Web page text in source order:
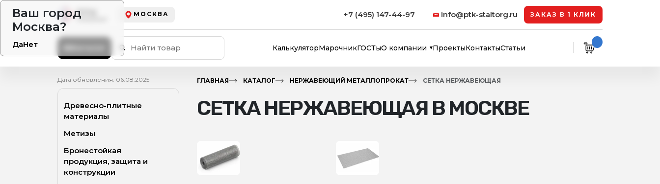
Ваш город
Москва?
ДаНет
МОСКВА +7 (495) 147-44-97 info@ptk-staltorg.ru ЗАКАЗ В 1 КЛИК
КалькуляторМарочникГОСТыО компании ПроектыКонтактыСтатьи
Дата обновления: 06.08.2025
Древесно-плитные
материалы
Метизы
Бронестойкая
продукция, защита и
конструкции
ГЛАВНАЯ КАТАЛОГ НЕРЖАВЕЮЩИЙ МЕТАЛЛОПРОКАТ СЕТКА НЕРЖАВЕЮЩАЯ
СЕТКА НЕРЖАВЕЮЩАЯ В МОСКВЕ